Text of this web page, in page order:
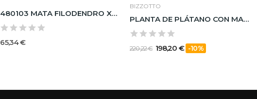
480103 MATA FILODENDRO X13 52CM
65,34 €
BIZZOTTO
PLANTA DE PLÁTANO CON MACETERO 20HOJAS H200
220,22 € 198,20 € -10%